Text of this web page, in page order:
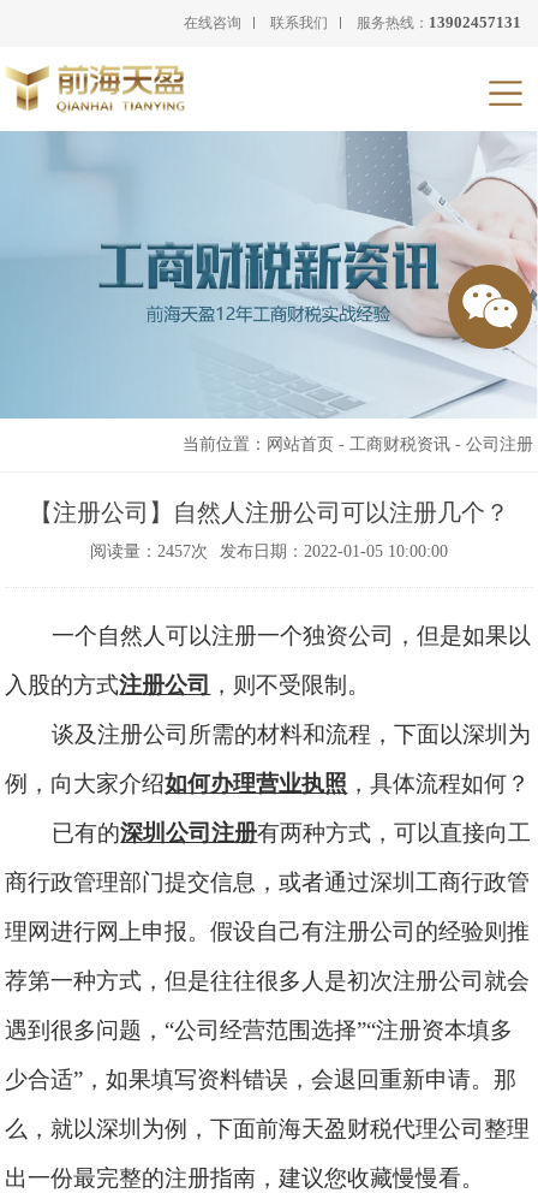
在线咨询 联系我们 服务热线： 13902457131
当前位置： 网站首页 - 工商财税资讯- 公司注册
【注册公司】自然人注册公司可以注册几个？
阅读量：2457次 发布日期：2022-01-05 10:00:00
一个自然人可以注册一个独资公司，但是如果以
入股的方式注册公司 ，则不受限制。
谈及注册公司所需的材料和流程，下面以深圳为
例，向大家介绍如何办理营业执照 ，具体流程如何？
已有的深圳公司注册有两种方式，可以直接向工
商行政管理部门提交信息，或者通过深圳工商行政管
理网进行网上申报。假设自己有注册公司的经验则推
荐第一种方式，但是往往很多人是初次注册公司就会
遇到很多问题， “公司经营范围选择”“注册资本填多
少合适”，如果填写资料错误，会退回重新申请。那
么，就以深圳为例，下面前海天盈财税代理公司整理
出一份最完整的注册指南，建议您收藏慢慢看。